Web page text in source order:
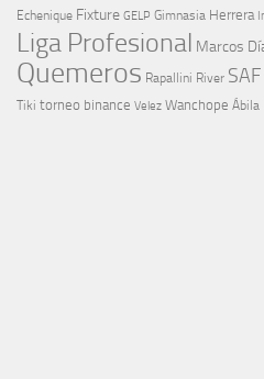
Echenique Fixture GELP Gimnasia Herrera
Liga Profesional Marcos
Quemeros Rapallini River SAF
Tiki torneo binance Velez Wanchope Ábila